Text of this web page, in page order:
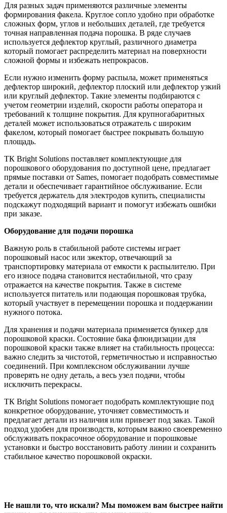
Для разных задач применяются различные элементы
формирования факела. Круглое сопло удобно при обработке
сложных форм, углов и небольших деталей, где требуется
точная направленная подача порошка. В ряде случаев
используется дефлектор круглый, различного диаметра
который помогает распределить материал на поверхности
сложной формы и избежать непрокрасов.
Если нужно изменить форму распыла, может применяться
дефлектор широкий, дефлектор плоский или дефлектор узкий
или круглый дефлектор. Такие элементы подбираются с
учетом геометрии изделий, скорости работы оператора и
требований к толщине покрытия. Для крупногабаритных
деталей может использоваться отражатель с широким
факелом, который помогает быстрее покрывать большую
площадь.
ТК Bright Solutions поставляет комплектующие для
порошкового оборудования по доступной цене, предлагает
прямые поставки от Sames, помогает подобрать совместимые
детали и обеспечивает гарантийное обслуживание. Если
требуется держатель для электродов купить, специалисты
подскажут подходящий вариант и помогут избежать ошибки
при заказе.
Оборудование для подачи порошка
Важную роль в стабильной работе системы играет
порошковый насос или эжектор, отвечающий за
транспортировку материала от емкости к распылителю. При
его износе подача становится нестабильной, что сразу
отражается на качестве покрытия. Также в системе
используется питатель или подающая порошковая трубка,
который участвует в перемещении порошка и поддержании
нужного потока.
Для хранения и подачи материала применяется бункер для
порошковой краски. Состояние бака флюидизации для
порошковой краски также влияет на стабильность процесса:
важно следить за чистотой, герметичностью и исправностью
соединений. При комплексном обслуживании лучше
проверять не одну деталь, а весь узел подачи, чтобы
исключить перекрасы.
ТК Bright Solutions помогает подобрать комплектующие под
конкретное оборудование, уточняет совместимость и
предлагает детали из наличия или привезет под заказ. Такой
подход удобен для производств, которым важно своевременно
обслуживать покрасочное оборудование и порошковые
установки и быстро восстановить работу линии и сохранить
стабильное качество порошковой окраски.
Не нашли то, что искали? Мы поможем вам быстрее найти